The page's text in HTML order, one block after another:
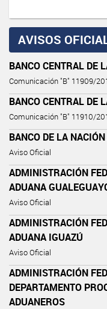
AVISOS
BANCO CENTRAL DE
Comunicación "B" 11909/
BANCO CENTRAL DE
Comunicación "B" 11910/
BANCO DE LA
Aviso Oficial
ADMINISTRACIÓN
ADUANA
Aviso Oficial
ADMINISTRACIÓN
ADUANA IGUAZÚ
Aviso Oficial
ADMINISTRACIÓN
DEPARTAMENTO
ADUANEROS